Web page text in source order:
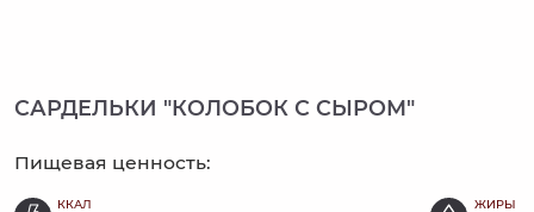
САРДЕЛЬКИ "КОЛОБОК С СЫРОМ"
Пищевая ценность:
ККАЛ
ЖИРЫ